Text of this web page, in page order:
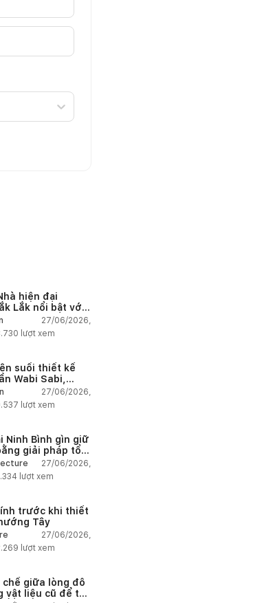
hiện đại
Lắk nổi bật với
và hệ sân vườn
nhiên
27/06/2026,
lượt xem
suối thiết kế
Wabi Sabi,
thiên nhiên
27/06/2026,
lượt xem
Ninh Bình gìn giữ
giải pháp tổ
gian
27/06/2026,
lượt xem
trước khi thiết
Tây
27/06/2026,
lượt xem
chế giữa lòng đô
vật liệu cũ để tạo